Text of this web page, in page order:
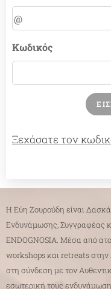
Κωδικός
Ξεχάσατε τον
Η Εύη Ζουρούδη είναι
Ενδυνάμωσης, Συγγραφέας
ENDOGNOSIA. Μέσα από
workshops και retreats
στη σύνδεση με τον
εσωτερική τους